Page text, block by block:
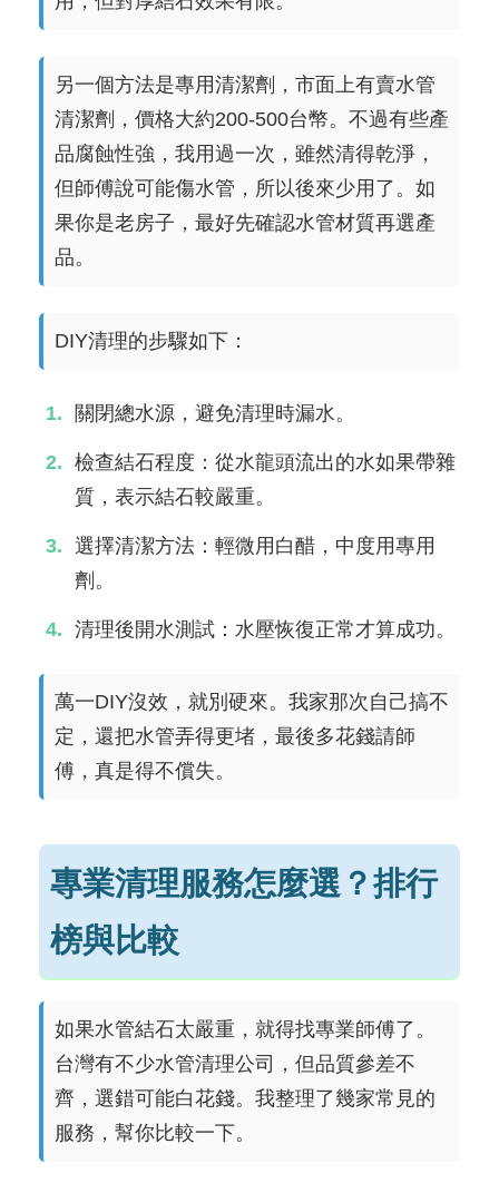
另一個方法是專用清潔劑，市面上有賣水管
清潔劑，價格大約200-500台幣。不過有些產
品腐蝕性強，我用過一次，雖然清得乾淨，
但師傅說可能傷水管，所以後來少用了。如
果你是老房子，最好先確認水管材質再選產
品。
DIY清理的步驟如下：
關閉總水源，避免清理時漏水。
檢查結石程度：從水龍頭流出的水如果帶雜
質，表示結石較嚴重。
選擇清潔方法：輕微用白醋，中度用專用
劑。
清理後開水測試：水壓恢復正常才算成功。
萬一DIY沒效，就別硬來。我家那次自己搞不
定，還把水管弄得更堵，最後多花錢請師
傅，真是得不償失。
專業清理服務怎麼選？排行
榜與比較
如果水管結石太嚴重，就得找專業師傅了。
台灣有不少水管清理公司，但品質參差不
齊，選錯可能白花錢。我整理了幾家常見的
服務，幫你比較一下。